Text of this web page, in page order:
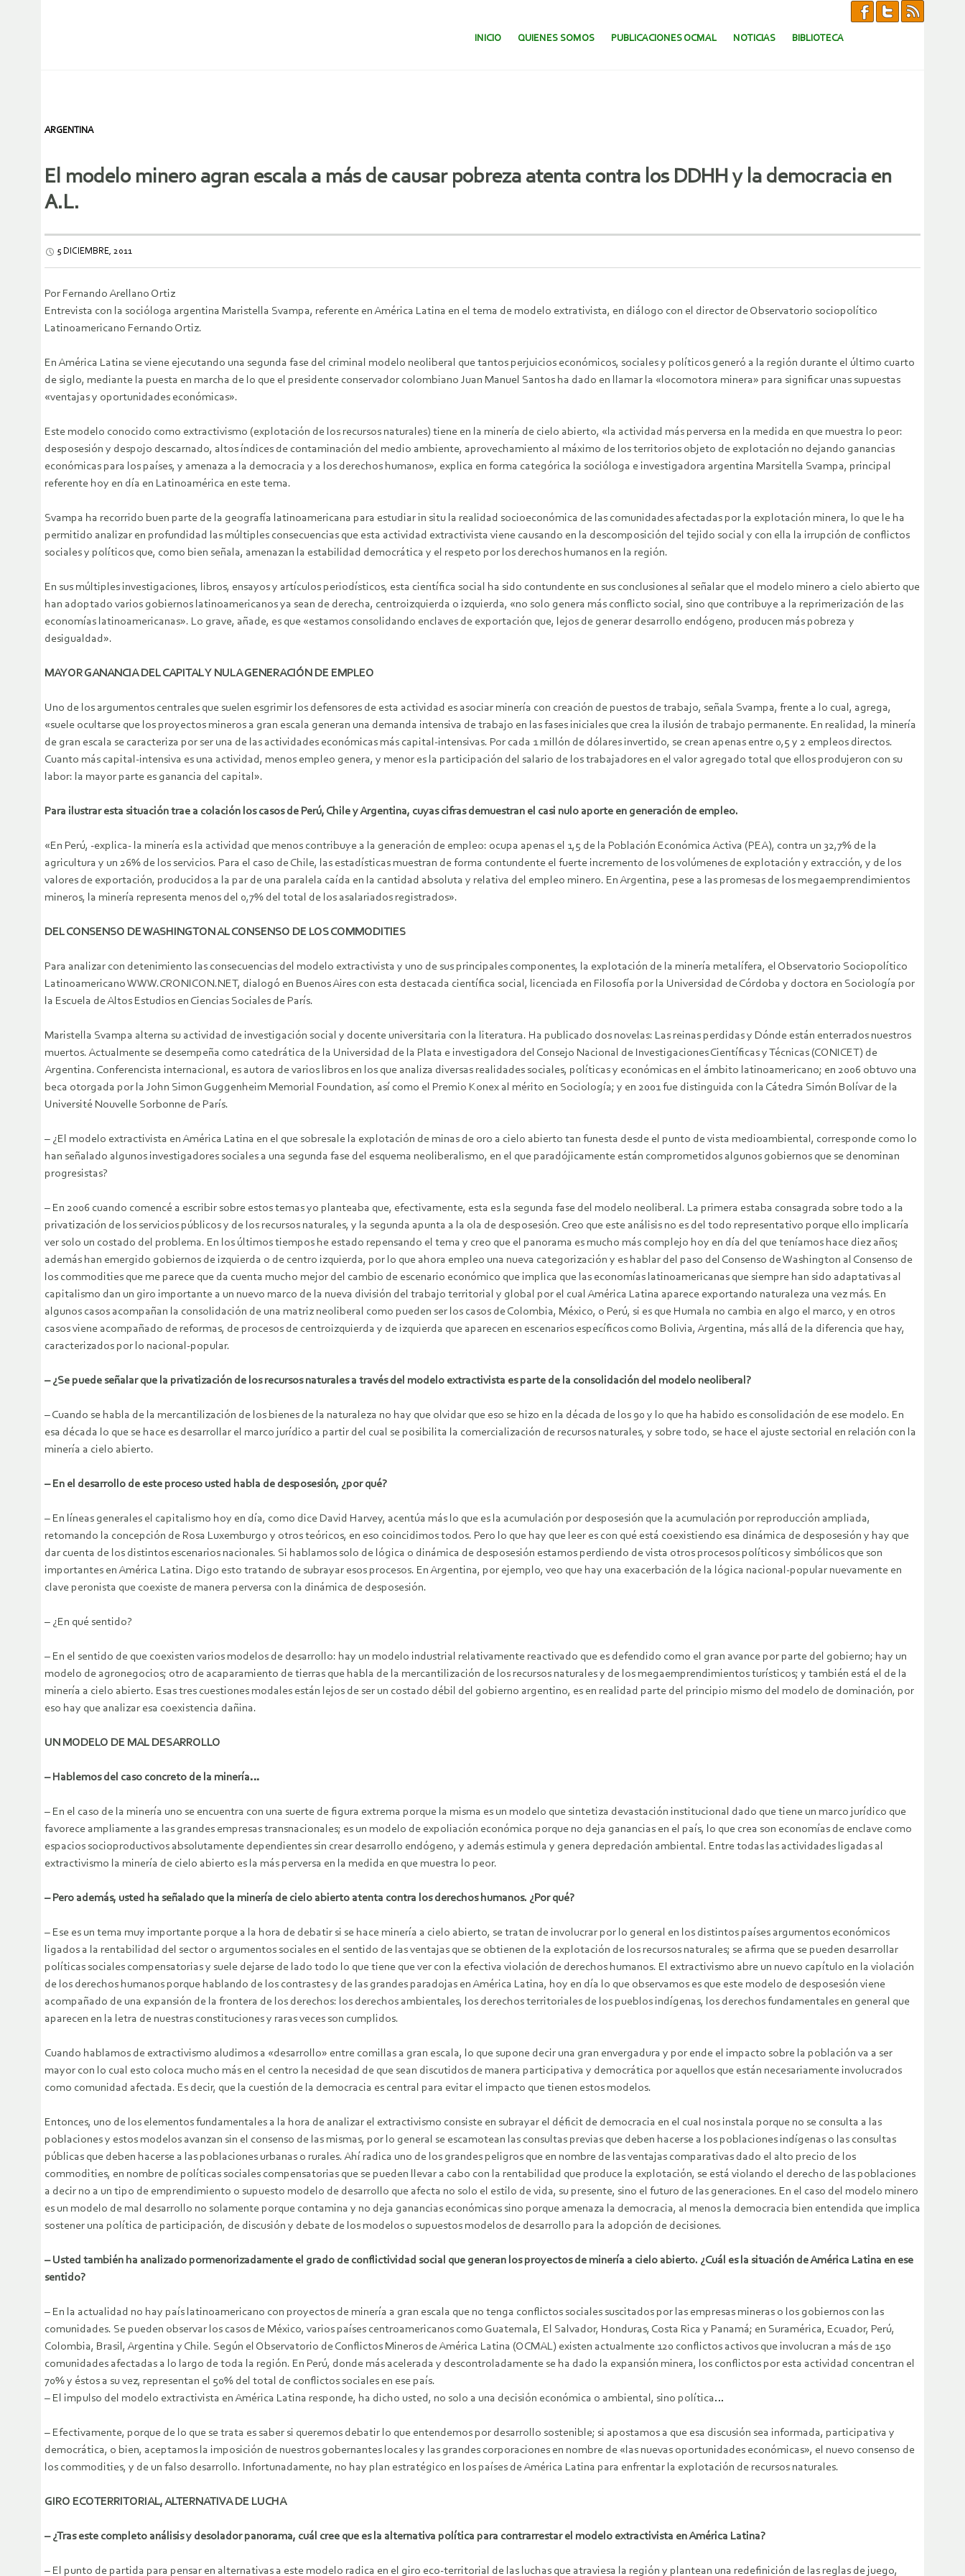
SALTAR AL CONTENIDO.
INICIO QUIENES SOMOS PUBLICACIONES OCMAL NOTICIAS BIBLIOTECA
ARGENTINA
El modelo minero agran escala a más de causar pobreza atenta contra los DDHH y la democracia en
A.L.
5 DICIEMBRE, 2011
Por Fernando Arellano Ortiz
Entrevista con la socióloga argentina Maristella Svampa, referente en América Latina en el tema de modelo extrativista, en diálogo con el director de Observatorio sociopolítico
Latinoamericano Fernando Ortiz.
En América Latina se viene ejecutando una segunda fase del criminal modelo neoliberal que tantos perjuicios económicos, sociales y políticos generó a la región durante el último cuarto
de siglo, mediante la puesta en marcha de lo que el presidente conservador colombiano Juan Manuel Santos ha dado en llamar la «locomotora minera» para significar unas supuestas
«ventajas y oportunidades económicas».
Este modelo conocido como extractivismo (explotación de los recursos naturales) tiene en la minería de cielo abierto, «la actividad más perversa en la medida en que muestra lo peor:
desposesión y despojo descarnado, altos índices de contaminación del medio ambiente, aprovechamiento al máximo de los territorios objeto de explotación no dejando ganancias
económicas para los países, y amenaza a la democracia y a los derechos humanos», explica en forma categórica la socióloga e investigadora argentina Marsitella Svampa, principal
referente hoy en día en Latinoamérica en este tema.
Svampa ha recorrido buen parte de la geografía latinoamericana para estudiar in situ la realidad socioeconómica de las comunidades afectadas por la explotación minera, lo que le ha
permitido analizar en profundidad las múltiples consecuencias que esta actividad extractivista viene causando en la descomposición del tejido social y con ella la irrupción de conflictos
sociales y políticos que, como bien señala, amenazan la estabilidad democrática y el respeto por los derechos humanos en la región.
En sus múltiples investigaciones, libros, ensayos y artículos periodísticos, esta científica social ha sido contundente en sus conclusiones al señalar que el modelo minero a cielo abierto que
han adoptado varios gobiernos latinoamericanos ya sean de derecha, centroizquierda o izquierda, «no solo genera más conflicto social, sino que contribuye a la reprimerización de las
economías latinoamericanas». Lo grave, añade, es que «estamos consolidando enclaves de exportación que, lejos de generar desarrollo endógeno, producen más pobreza y
desigualdad».
MAYOR GANANCIA DEL CAPITAL Y NULA GENERACIÓN DE EMPLEO
Uno de los argumentos centrales que suelen esgrimir los defensores de esta actividad es asociar minería con creación de puestos de trabajo, señala Svampa, frente a lo cual, agrega,
«suele ocultarse que los proyectos mineros a gran escala generan una demanda intensiva de trabajo en las fases iniciales que crea la ilusión de trabajo permanente. En realidad, la minería
de gran escala se caracteriza por ser una de las actividades económicas más capital-intensivas. Por cada 1 millón de dólares invertido, se crean apenas entre 0,5 y 2 empleos directos.
Cuanto más capital-intensiva es una actividad, menos empleo genera, y menor es la participación del salario de los trabajadores en el valor agregado total que ellos produjeron con su
labor: la mayor parte es ganancia del capital».
Para ilustrar esta situación trae a colación los casos de Perú, Chile y Argentina, cuyas cifras demuestran el casi nulo aporte en generación de empleo.
«En Perú, -explica- la minería es la actividad que menos contribuye a la generación de empleo: ocupa apenas el 1,5 de la Población Económica Activa (PEA), contra un 32,7% de la
agricultura y un 26% de los servicios. Para el caso de Chile, las estadísticas muestran de forma contundente el fuerte incremento de los volúmenes de explotación y extracción, y de los
valores de exportación, producidos a la par de una paralela caída en la cantidad absoluta y relativa del empleo minero. En Argentina, pese a las promesas de los megaemprendimientos
mineros, la minería representa menos del 0,7% del total de los asalariados registrados».
DEL CONSENSO DE WASHINGTON AL CONSENSO DE LOS COMMODITIES
Para analizar con detenimiento las consecuencias del modelo extractivista y uno de sus principales componentes, la explotación de la minería metalífera, el Observatorio Sociopolítico
Latinoamericano WWW.CRONICON.NET, dialogó en Buenos Aires con esta destacada científica social, licenciada en Filosofía por la Universidad de Córdoba y doctora en Sociología por
la Escuela de Altos Estudios en Ciencias Sociales de París.
Maristella Svampa alterna su actividad de investigación social y docente universitaria con la literatura. Ha publicado dos novelas: Las reinas perdidas y Dónde están enterrados nuestros
muertos. Actualmente se desempeña como catedrática de la Universidad de la Plata e investigadora del Consejo Nacional de Investigaciones Científicas y Técnicas (CONICET) de
Argentina. Conferencista internacional, es autora de varios libros en los que analiza diversas realidades sociales, políticas y económicas en el ámbito latinoamericano; en 2006 obtuvo una
beca otorgada por la John Simon Guggenheim Memorial Foundation, así como el Premio Konex al mérito en Sociología; y en 2001 fue distinguida con la Cátedra Simón Bolívar de la
Université Nouvelle Sorbonne de París.
– ¿El modelo extractivista en América Latina en el que sobresale la explotación de minas de oro a cielo abierto tan funesta desde el punto de vista medioambiental, corresponde como lo
han señalado algunos investigadores sociales a una segunda fase del esquema neoliberalismo, en el que paradójicamente están comprometidos algunos gobiernos que se denominan
progresistas?
– En 2006 cuando comencé a escribir sobre estos temas yo planteaba que, efectivamente, esta es la segunda fase del modelo neoliberal. La primera estaba consagrada sobre todo a la
privatización de los servicios públicos y de los recursos naturales, y la segunda apunta a la ola de desposesión. Creo que este análisis no es del todo representativo porque ello implicaría
ver solo un costado del problema. En los últimos tiempos he estado repensando el tema y creo que el panorama es mucho más complejo hoy en día del que teníamos hace diez años;
además han emergido gobiernos de izquierda o de centro izquierda, por lo que ahora empleo una nueva categorización y es hablar del paso del Consenso de Washington al Consenso de
los commodities que me parece que da cuenta mucho mejor del cambio de escenario económico que implica que las economías latinoamericanas que siempre han sido adaptativas al
capitalismo dan un giro importante a un nuevo marco de la nueva división del trabajo territorial y global por el cual América Latina aparece exportando naturaleza una vez más. En
algunos casos acompañan la consolidación de una matriz neoliberal como pueden ser los casos de Colombia, México, o Perú, si es que Humala no cambia en algo el marco, y en otros
casos viene acompañado de reformas, de procesos de centroizquierda y de izquierda que aparecen en escenarios específicos como Bolivia, Argentina, más allá de la diferencia que hay,
caracterizados por lo nacional-popular.
– ¿Se puede señalar que la privatización de los recursos naturales a través del modelo extractivista es parte de la consolidación del modelo neoliberal?
– Cuando se habla de la mercantilización de los bienes de la naturaleza no hay que olvidar que eso se hizo en la década de los 90 y lo que ha habido es consolidación de ese modelo. En
esa década lo que se hace es desarrollar el marco jurídico a partir del cual se posibilita la comercialización de recursos naturales, y sobre todo, se hace el ajuste sectorial en relación con la
minería a cielo abierto.
– En el desarrollo de este proceso usted habla de desposesión, ¿por qué?
– En líneas generales el capitalismo hoy en día, como dice David Harvey, acentúa más lo que es la acumulación por desposesión que la acumulación por reproducción ampliada,
retomando la concepción de Rosa Luxemburgo y otros teóricos, en eso coincidimos todos. Pero lo que hay que leer es con qué está coexistiendo esa dinámica de desposesión y hay que
dar cuenta de los distintos escenarios nacionales. Si hablamos solo de lógica o dinámica de desposesión estamos perdiendo de vista otros procesos políticos y simbólicos que son
importantes en América Latina. Digo esto tratando de subrayar esos procesos. En Argentina, por ejemplo, veo que hay una exacerbación de la lógica nacional-popular nuevamente en
clave peronista que coexiste de manera perversa con la dinámica de desposesión.
– ¿En qué sentido?
– En el sentido de que coexisten varios modelos de desarrollo: hay un modelo industrial relativamente reactivado que es defendido como el gran avance por parte del gobierno; hay un
modelo de agronegocios; otro de acaparamiento de tierras que habla de la mercantilización de los recursos naturales y de los megaemprendimientos turísticos; y también está el de la
minería a cielo abierto. Esas tres cuestiones modales están lejos de ser un costado débil del gobierno argentino, es en realidad parte del principio mismo del modelo de dominación, por
eso hay que analizar esa coexistencia dañina.
UN MODELO DE MAL DESARROLLO
– Hablemos del caso concreto de la minería…
– En el caso de la minería uno se encuentra con una suerte de figura extrema porque la misma es un modelo que sintetiza devastación institucional dado que tiene un marco jurídico que
favorece ampliamente a las grandes empresas transnacionales; es un modelo de expoliación económica porque no deja ganancias en el país, lo que crea son economías de enclave como
espacios socioproductivos absolutamente dependientes sin crear desarrollo endógeno, y además estimula y genera depredación ambiental. Entre todas las actividades ligadas al
extractivismo la minería de cielo abierto es la más perversa en la medida en que muestra lo peor.
– Pero además, usted ha señalado que la minería de cielo abierto atenta contra los derechos humanos. ¿Por qué?
– Ese es un tema muy importante porque a la hora de debatir si se hace minería a cielo abierto, se tratan de involucrar por lo general en los distintos países argumentos económicos
ligados a la rentabilidad del sector o argumentos sociales en el sentido de las ventajas que se obtienen de la explotación de los recursos naturales; se afirma que se pueden desarrollar
políticas sociales compensatorias y suele dejarse de lado todo lo que tiene que ver con la efectiva violación de derechos humanos. El extractivismo abre un nuevo capítulo en la violación
de los derechos humanos porque hablando de los contrastes y de las grandes paradojas en América Latina, hoy en día lo que observamos es que este modelo de desposesión viene
acompañado de una expansión de la frontera de los derechos: los derechos ambientales, los derechos territoriales de los pueblos indígenas, los derechos fundamentales en general que
aparecen en la letra de nuestras constituciones y raras veces son cumplidos.
Cuando hablamos de extractivismo aludimos a «desarrollo» entre comillas a gran escala, lo que supone decir una gran envergadura y por ende el impacto sobre la población va a ser
mayor con lo cual esto coloca mucho más en el centro la necesidad de que sean discutidos de manera participativa y democrática por aquellos que están necesariamente involucrados
como comunidad afectada. Es decir, que la cuestión de la democracia es central para evitar el impacto que tienen estos modelos.
Entonces, uno de los elementos fundamentales a la hora de analizar el extractivismo consiste en subrayar el déficit de democracia en el cual nos instala porque no se consulta a las
poblaciones y estos modelos avanzan sin el consenso de las mismas, por lo general se escamotean las consultas previas que deben hacerse a los poblaciones indígenas o las consultas
públicas que deben hacerse a las poblaciones urbanas o rurales. Ahí radica uno de los grandes peligros que en nombre de las ventajas comparativas dado el alto precio de los
commodities, en nombre de políticas sociales compensatorias que se pueden llevar a cabo con la rentabilidad que produce la explotación, se está violando el derecho de las poblaciones
a decir no a un tipo de emprendimiento o supuesto modelo de desarrollo que afecta no solo el estilo de vida, su presente, sino el futuro de las generaciones. En el caso del modelo minero
es un modelo de mal desarrollo no solamente porque contamina y no deja ganancias económicas sino porque amenaza la democracia, al menos la democracia bien entendida que implica
sostener una política de participación, de discusión y debate de los modelos o supuestos modelos de desarrollo para la adopción de decisiones.
– Usted también ha analizado pormenorizadamente el grado de conflictividad social que generan los proyectos de minería a cielo abierto. ¿Cuál es la situación de América Latina en ese
sentido?
– En la actualidad no hay país latinoamericano con proyectos de minería a gran escala que no tenga conflictos sociales suscitados por las empresas mineras o los gobiernos con las
comunidades. Se pueden observar los casos de México, varios países centroamericanos como Guatemala, El Salvador, Honduras, Costa Rica y Panamá; en Suramérica, Ecuador, Perú,
Colombia, Brasil, Argentina y Chile. Según el Observatorio de Conflictos Mineros de América Latina (OCMAL) existen actualmente 120 conflictos activos que involucran a más de 150
comunidades afectadas a lo largo de toda la región. En Perú, donde más acelerada y descontroladamente se ha dado la expansión minera, los conflictos por esta actividad concentran el
70% y éstos a su vez, representan el 50% del total de conflictos sociales en ese país.
– El impulso del modelo extractivista en América Latina responde, ha dicho usted, no solo a una decisión económica o ambiental, sino política…
– Efectivamente, porque de lo que se trata es saber si queremos debatir lo que entendemos por desarrollo sostenible; si apostamos a que esa discusión sea informada, participativa y
democrática, o bien, aceptamos la imposición de nuestros gobernantes locales y las grandes corporaciones en nombre de «las nuevas oportunidades económicas», el nuevo consenso de
los commodities, y de un falso desarrollo. Infortunadamente, no hay plan estratégico en los países de América Latina para enfrentar la explotación de recursos naturales.
GIRO ECOTERRITORIAL, ALTERNATIVA DE LUCHA
– ¿Tras este completo análisis y desolador panorama, cuál cree que es la alternativa política para contrarrestar el modelo extractivista en América Latina?
– El punto de partida para pensar en alternativas a este modelo radica en el giro eco-territorial de las luchas que atraviesa la región y plantean una redefinición de las reglas de juego,